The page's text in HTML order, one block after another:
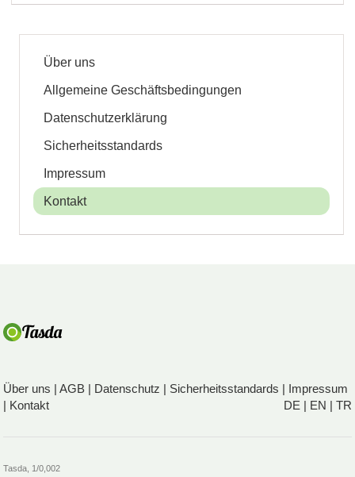
Über uns
Allgemeine Geschäftsbedingungen
Datenschutzerklärung
Sicherheitsstandards
Impressum
Kontakt
Über uns |AGB | Datenschutz | Sicherheitsstandards | Impressum
| Kontakt DE | EN | TR
Tasda, 1/0,002